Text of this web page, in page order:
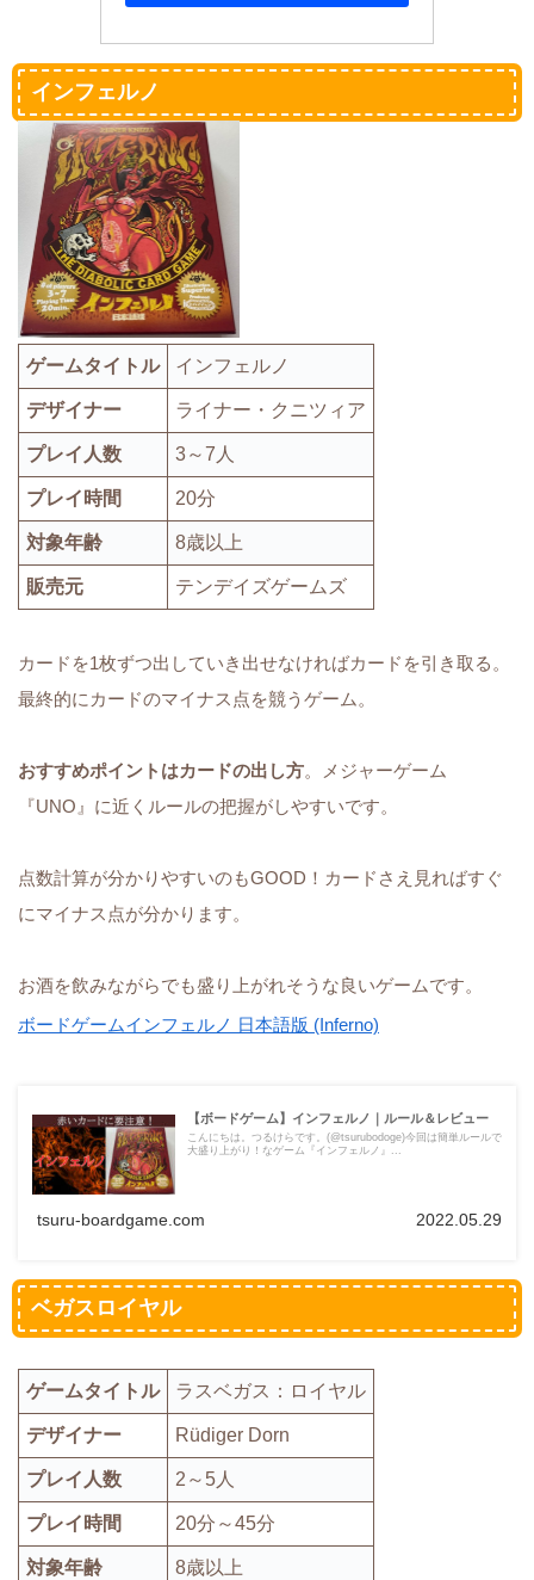
インフェルノ
ゲームタイトル インフェルノ
デザイナー ライナー・クニツィア
プレイ人数 3～7人
プレイ時間 20分
対象年齢 8歳以上
販売元 テンデイズゲームズ
カードを1枚ずつ出していき出せなければカードを引き取る。
最終的にカードのマイナス点を競うゲーム。
おすすめポイントはカードの出し方。メジャーゲーム
『UNO』に近くルールの把握がしやすいです。
点数計算が分かりやすいのもGOOD！カードさえ見ればすぐ
にマイナス点が分かります。
お酒を飲みながらでも盛り上がれそうな良いゲームです。
ボードゲームインフェルノ 日本語版 (Inferno)
【ボードゲーム】インフェルノ｜ルール＆レビュー
こんにちは。つるけらです。(@tsurubodoge)今回は簡単ルールで
大盛り上がり！なゲーム『インフェルノ』...
tsuru-boardgame.com 2022.05.29
ベガスロイヤル
ゲームタイトル ラスベガス：ロイヤル
デザイナー Rüdiger Dorn
プレイ人数 2～5人
プレイ時間 20分～45分
対象年齢 8歳以上